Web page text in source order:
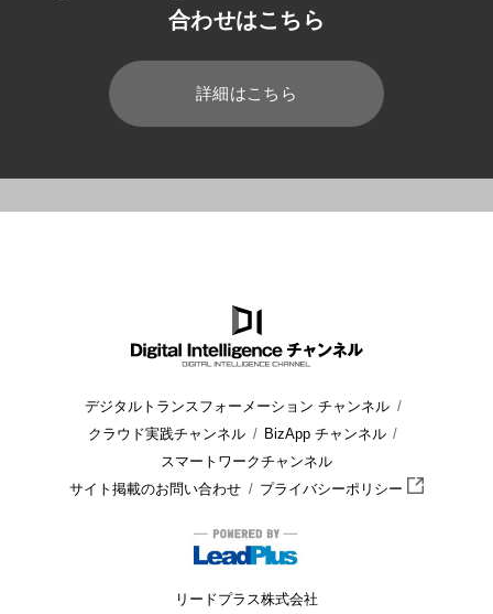
合わせはこちら
詳細はこちら
デジタルトランスフォーメーション チャンネル
クラウド実践チャンネル
BizApp チャンネル
スマートワークチャンネル
サイト掲載のお問い合わせ
プライバシーポリシー
リードプラス株式会社